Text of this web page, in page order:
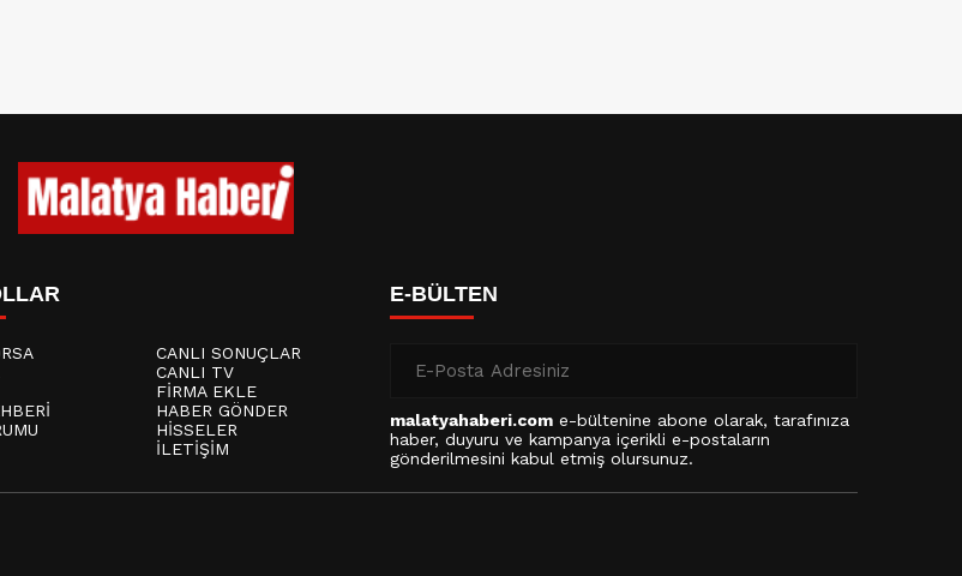
CANLI SONUÇLAR
CANLI TV
FİRMA EKLE
HABER GÖNDER
HİSSELER
İLETİŞİM
E-BÜLTEN
malatyahaberi.com e-bültenine abone olarak, tarafınıza
haber, duyuru ve kampanya içerikli e-postaların
gönderilmesini kabul etmiş olursunuz.